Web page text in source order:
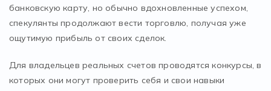
банковскую карту, но обычно вдохновленные успехом,
спекулянты продолжают вести торговлю, получая уже
ощутимую прибыль от своих сделок.
Для владельцев реальных счетов проводятся конкурсы, в
которых они могут проверить себя и свои навыки